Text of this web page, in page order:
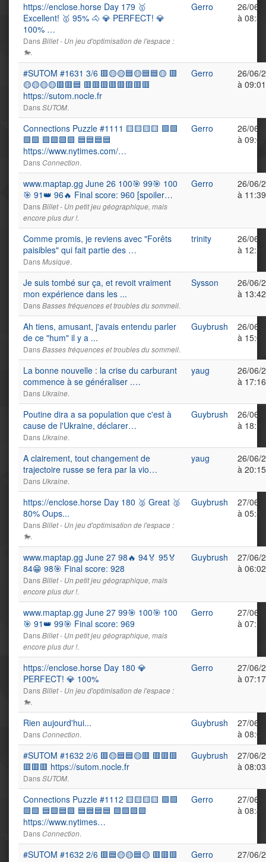
https://enclose.horse Day 179 🥇
Excellent! 🥇 95% 🐴 💎 PERFECT! 💎
100% …
DansBillet - Un jeu d'optimisation de l'espace :
🐎.
Gerro
26/06/
à 08:32
#SUTOM #1631 3/6 🟥🟡🟡🟦🟡🟦🟦🟡 🟥
🟡🟡🟡🟡🟥🟥🟦 🟥🟥🟥🟥🟥🟥🟥🟥
https://sutom.nocle.fr
DansSUTOM.
Gerro
26/06/
à 09:01
Connections Puzzle #1111 🟨🟨🟨🟨 🟩🟩
🟩🟩 🟪🟪🟪🟪 🟦🟦🟦🟦
https://www.nytimes.com/…
DansConnection.
Gerro
26/06/
à 09:08
www.maptap.gg June 26 100🎯 99🎯 100
🎯 91👑 96🔥 Final score: 960 [spoiler…
DansBillet - Un petit jeu géographique, mais
encore plus dur !.
Gerro
26/06/
à 11:39
Comme promis, je reviens avec "Forêts
paisibles" qui fait partie des …
DansMusique.
trinity
26/06/
à 12:16
Je suis tombé sur ça, et revoit vraiment
mon expérience dans les ...
DansBasses fréquences et troubles du sommeil.
Sysson
26/06/
à 13:42
Ah tiens, amusant, j'avais entendu parler
de ce "hum" il y a ...
DansBasses fréquences et troubles du sommeil.
Guybrush
26/06/
à 15:06
La bonne nouvelle : la crise du carburant
commence à se généraliser .…
Dans Ukraine.
yaug
26/06/
à 17:16
Poutine dira a sa population que c'est à
cause de l'Ukraine, déclarer…
Dans Ukraine.
Guybrush
26/06/
à 18:10
A clairement, tout changement de
trajectoire russe se fera par la vio…
Dans Ukraine.
yaug
26/06/
à 20:15
https://enclose.horse Day 180 🥈 Great 🥈
80% Oups...
DansBillet - Un jeu d'optimisation de l'espace :
🐎.
Guybrush
27/06/
à 05:59
www.maptap.gg June 27 98🔥 94🏅 95🏅
84😁 98🎯 Final score: 928
DansBillet - Un petit jeu géographique, mais
encore plus dur !.
Guybrush
27/06/
à 06:02
www.maptap.gg June 27 99🎯 100🎯 100
🎯 91👑 99🎯 Final score: 969
DansBillet - Un petit jeu géographique, mais
encore plus dur !.
Gerro
27/06/
à 07:13
https://enclose.horse Day 180 💎
PERFECT! 💎 100%
DansBillet - Un jeu d'optimisation de l'espace :
🐎.
Gerro
27/06/
à 07:17
Rien aujourd'hui...
DansConnection.
Guybrush
27/06/
à 08:03
#SUTOM #1632 2/6 🟥🟡🟦🟦🟡🟥 🟥🟥🟥
🟥🟥🟥 https://sutom.nocle.fr
DansSUTOM.
Guybrush
27/06/
à 08:03
Connections Puzzle #1112 🟨🟨🟨🟨 🟩🟩
🟩🟩 🟦🟪🟦🟪 🟦🟦🟦🟦 🟪🟪🟪🟪
https://www.nytimes…
DansConnection.
Gerro
27/06/
à 08:40
#SUTOM #1632 2/6 🟥🟦🟡🟡🟦🟡 🟥🟥🟥
Gerro
27/06/